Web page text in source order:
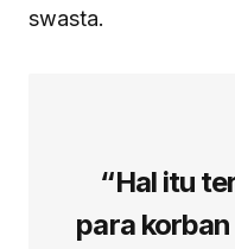
swasta.
“Hal itu
para